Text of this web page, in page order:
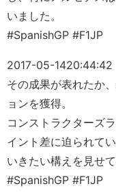
いました。
#SpanishGP #F1JP
2017-05-1420:44:42
その成果が表れたか
ョンを獲得。
コンストラクターズ
イント差に迫られて
いきたい構えを見せて
#SpanishGP #F1JP